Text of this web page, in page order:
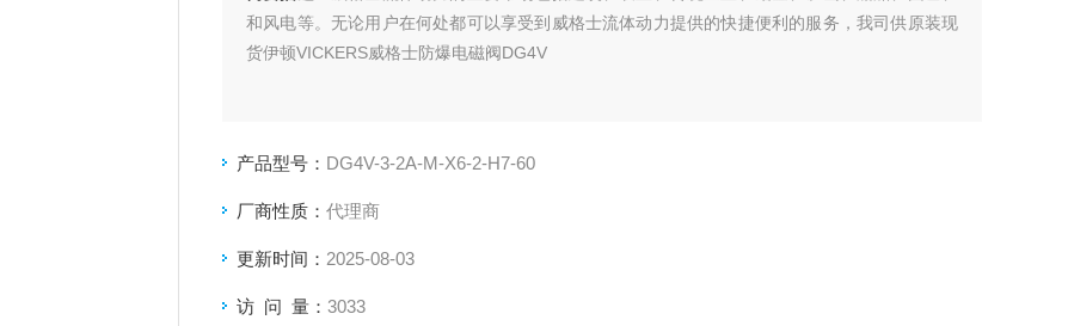
和风电等。无论用户在何处都可以享受到威格士流体动力提供的快捷便利的服务，我司供原装现
货伊顿VICKERS威格士防爆电磁阀DG4V
产品型号： DG4V-3-2A-M-X6-2-H7-60
厂商性质： 代理商
更新时间： 2025-08-03
访 问 量： 3033